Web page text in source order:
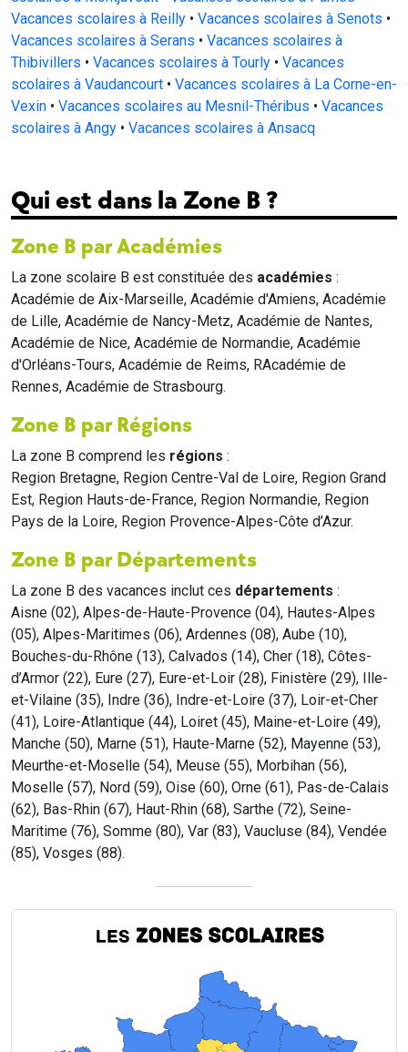
Vacances scolaires à Reilly • Vacances scolaires à Senots •
Vacances scolaires à Serans • Vacances scolaires à
Thibivillers • Vacances scolaires à Tourly • Vacances
scolaires à Vaudancourt • Vacances scolaires à La Corne-en-
Vexin • Vacances scolaires au Mesnil-Théribus • Vacances
scolaires à Angy • Vacances scolaires à Ansacq
Qui est dans la Zone B ?
Zone B par Académies
La zone scolaire B est constituée des académies :
Académie de Aix-Marseille, Académie d'Amiens, Académie
de Lille, Académie de Nancy-Metz, Académie de Nantes,
Académie de Nice, Académie de Normandie, Académie
d'Orléans-Tours, Académie de Reims, RAcadémie de
Rennes, Académie de Strasbourg.
Zone B par Régions
La zone B comprend les régions :
Region Bretagne, Region Centre-Val de Loire, Region Grand
Est, Region Hauts-de-France, Region Normandie, Region
Pays de la Loire, Region Provence-Alpes-Côte d’Azur.
Zone B par Départements
La zone B des vacances inclut ces départements :
Aisne (02), Alpes-de-Haute-Provence (04), Hautes-Alpes
(05), Alpes-Maritimes (06), Ardennes (08), Aube (10),
Bouches-du-Rhône (13), Calvados (14), Cher (18), Côtes-
d’Armor (22), Eure (27), Eure-et-Loir (28), Finistère (29), Ille-
et-Vilaine (35), Indre (36), Indre-et-Loire (37), Loir-et-Cher
(41), Loire-Atlantique (44), Loiret (45), Maine-et-Loire (49),
Manche (50), Marne (51), Haute-Marne (52), Mayenne (53),
Meurthe-et-Moselle (54), Meuse (55), Morbihan (56),
Moselle (57), Nord (59), Oise (60), Orne (61), Pas-de-Calais
(62), Bas-Rhin (67), Haut-Rhin (68), Sarthe (72), Seine-
Maritime (76), Somme (80), Var (83), Vaucluse (84), Vendée
(85), Vosges (88).